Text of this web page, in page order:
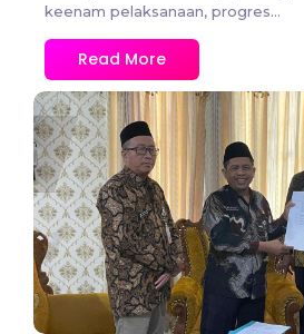
keenam pelaksanaan, progres...
Read More
No Comments